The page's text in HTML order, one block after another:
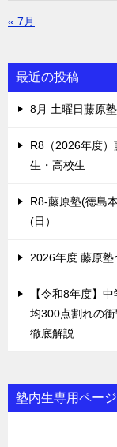
« 7月
最近の投稿
8月 土曜日藤原
R8（2026年度
生・高校生
R8-藤原塾(徳島
(日）
2026年度 藤原
【令和8年度】
均300点割れの
徹底解説
塾内生専用ページ